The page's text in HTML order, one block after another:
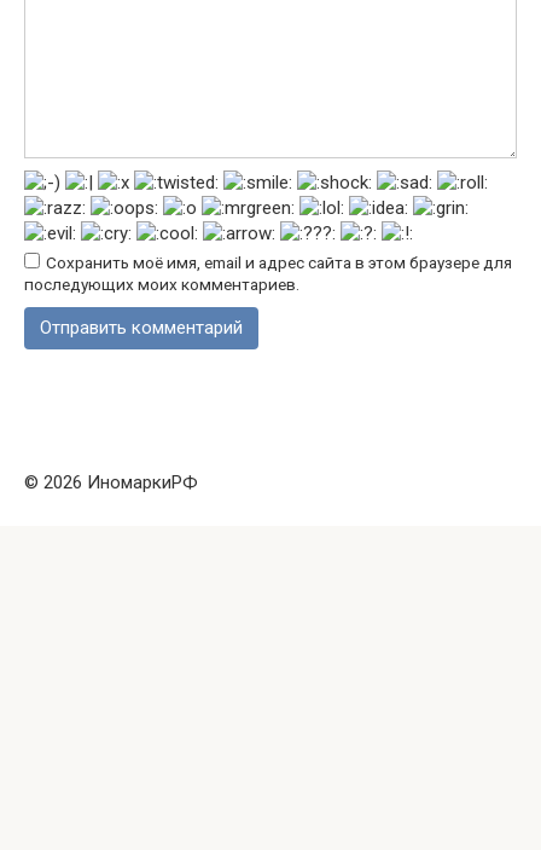
Сохранить моё имя, email и адрес сайта в этом браузере для
последующих моих комментариев.
© 2026 ИномаркиРФ